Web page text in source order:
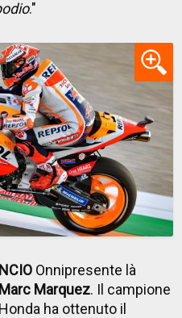
."
Onnipresente là
Marc Marquez. Il campione
ha ottenuto il